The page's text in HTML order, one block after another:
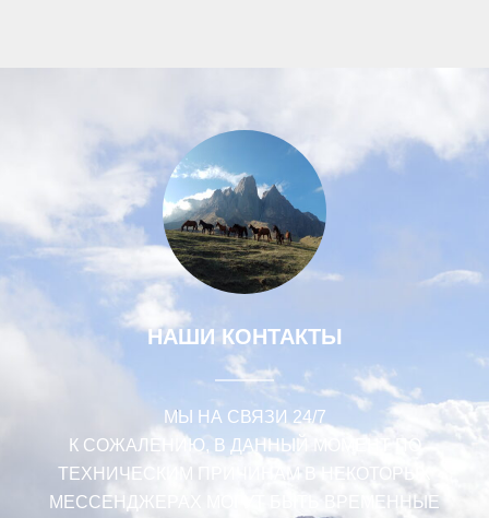
НАШИ КОНТАКТЫ
МЫ НА СВЯЗИ 24/7
К СОЖАЛЕНИЮ, В ДАННЫЙ МОМЕНТ ПО
ТЕХНИЧЕСКИМ ПРИЧИНАМ В НЕКОТОРЫХ
МЕССЕНДЖЕРАХ МОГУТ БЫТЬ ВРЕМЕННЫЕ